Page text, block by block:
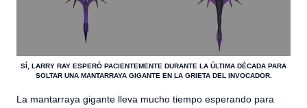
SÍ, LARRY RAY ESPERÓ PACIENTEMENTE DURANTE LA ÚLTIMA DÉCADA PARA
SOLTAR UNA MANTARRAYA GIGANTE EN LA GRIETA DEL INVOCADOR.
La mantarraya gigante lleva mucho tiempo esperando para